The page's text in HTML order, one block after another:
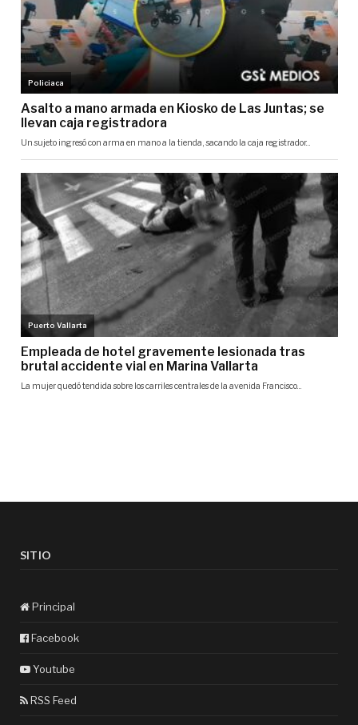
SITIO
Principal
Facebook
Youtube
RSS Feed